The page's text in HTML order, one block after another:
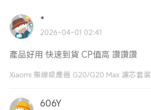
*
2026-04-01 02:41
產品好用 快速到貨 CP值高 讚讚讚
Xiaomi 無線吸塵器 G20/G20 Max 濾芯套裝
606Y